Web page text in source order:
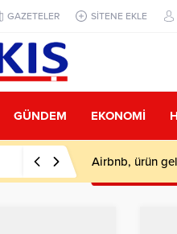
GAZETELER SİTENE EKLE
GÜNDEM EKONOMİ
Airbnb, ürün